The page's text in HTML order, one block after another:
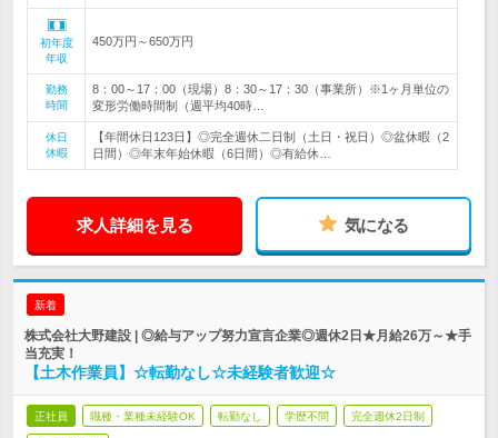
初年度
年収
450万円～650万円
勤務
時間
8：00～17：00（現場）8：30～17：30（事業所）※1ヶ月単位の
変形労働時間制（週平均40時…
休日
休暇
【年間休日123日】◎完全週休二日制（土日・祝日）◎盆休暇（2
日間）◎年末年始休暇（6日間）◎有給休…
求人詳細を見る 気になる
新着
株式会社大野建設 | ◎給与アップ努力宣言企業◎週休2日★月給26万～★手
当充実！
【土木作業員】☆転勤なし☆未経験者歓迎☆
正社員 職種・業種未経験OK 転勤なし 学歴不問 完全週休2日制